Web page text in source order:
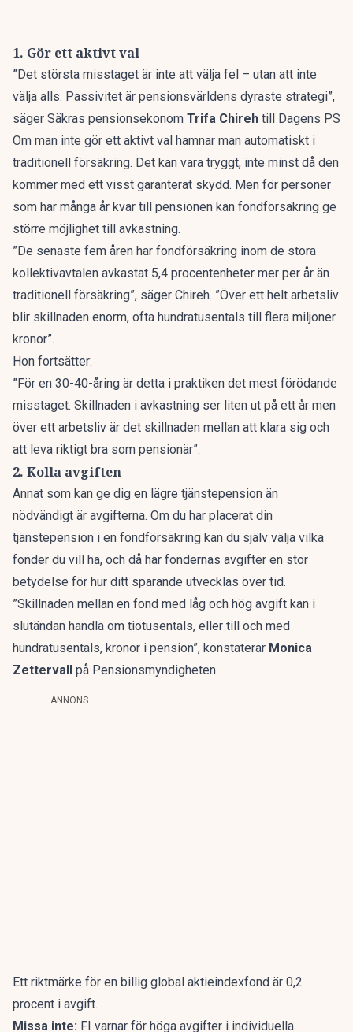
1. Gör ett aktivt val
”Det största misstaget är inte att välja fel – utan att inte
välja alls. Passivitet är pensionsvärldens dyraste strategi”,
säger Säkras pensionsekonom Trifa Chireh till Dagens PS
Om man inte gör ett aktivt val hamnar man automatiskt i
traditionell försäkring. Det kan vara tryggt, inte minst då den
kommer med ett visst garanterat skydd. Men för personer
som har många år kvar till pensionen kan fondförsäkring ge
större möjlighet till avkastning.
”De senaste fem åren har fondförsäkring inom de stora
kollektivavtalen avkastat 5,4 procentenheter mer per år än
traditionell försäkring”, säger Chireh. ”Över ett helt arbetsliv
blir skillnaden enorm, ofta hundratusentals till flera miljoner
kronor”.
Hon fortsätter:
”För en 30-40-åring är detta i praktiken det mest förödande
misstaget. Skillnaden i avkastning ser liten ut på ett år men
över ett arbetsliv är det skillnaden mellan att klara sig och
att leva riktigt bra som pensionär”.
2. Kolla avgiften
Annat som kan ge dig en lägre tjänstepension än
nödvändigt är avgifterna. Om du har placerat din
tjänstepension i en fondförsäkring kan du själv välja vilka
fonder du vill ha, och då har fondernas avgifter en stor
betydelse för hur ditt sparande utvecklas över tid.
”Skillnaden mellan en fond med låg och hög avgift kan i
slutändan handla om tiotusentals, eller till och med
hundratusentals, kronor i pension”, konstaterar Monica
Zettervall på Pensionsmyndigheten.
ANNONS
Ett riktmärke för en billig global aktieindexfond är 0,2
procent i avgift.
Missa inte: FI varnar för höga avgifter i individuella